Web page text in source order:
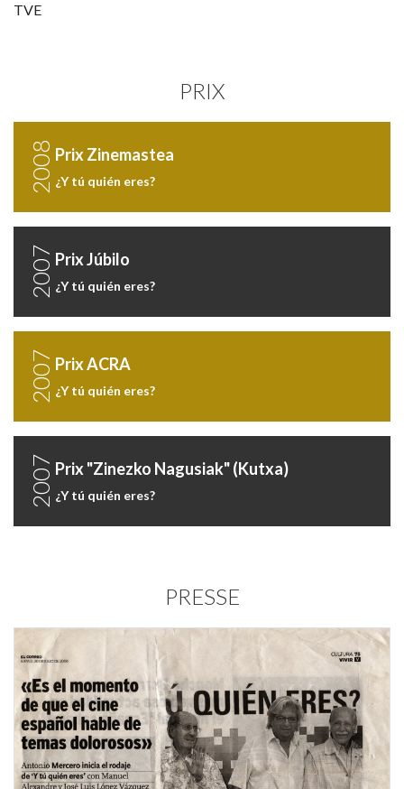
TVE
PRIX
2008 Prix Zinemastea
¿Y tú quién eres?
2007 Prix Júbilo
¿Y tú quién eres?
2007 Prix ACRA
¿Y tú quién eres?
2007 Prix "Zinezko Nagusiak" (Kutxa)
¿Y tú quién eres?
PRESSE